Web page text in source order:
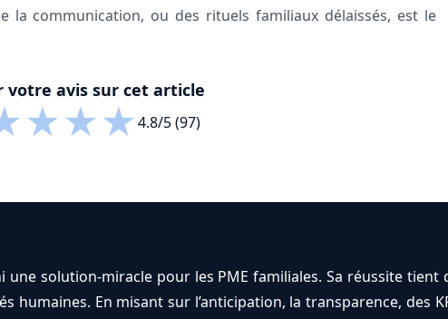
la communication, ou des rituels familiaux délaissés, est le
votre avis sur cet article
★★★4.8/5 (97)
solution-miracle pour les PME familiales. Sa réussite tient
En misant sur l’anticipation, la transparence, des